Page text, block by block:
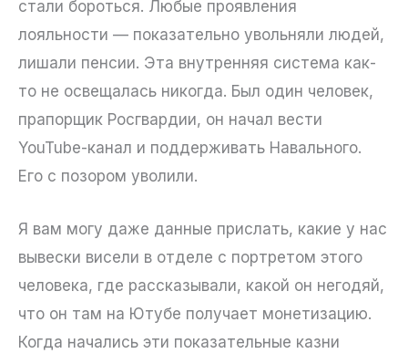
стали бороться. Любые проявления
лояльности — показательно увольняли людей,
лишали пенсии. Эта внутренняя система как-
то не освещалась никогда. Был один человек,
прапорщик Росгвардии, он начал вести
YouTube-канал и поддерживать Навального.
Его с позором уволили.
Я вам могу даже данные прислать, какие у нас
вывески висели в отделе с портретом этого
человека, где рассказывали, какой он негодяй,
что он там на Ютубе получает монетизацию.
Когда начались эти показательные казни